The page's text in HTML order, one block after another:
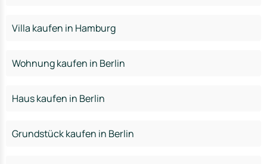
Villa kaufen in Hamburg
Wohnung kaufen in Berlin
Haus kaufen in Berlin
Grundstück kaufen in Berlin